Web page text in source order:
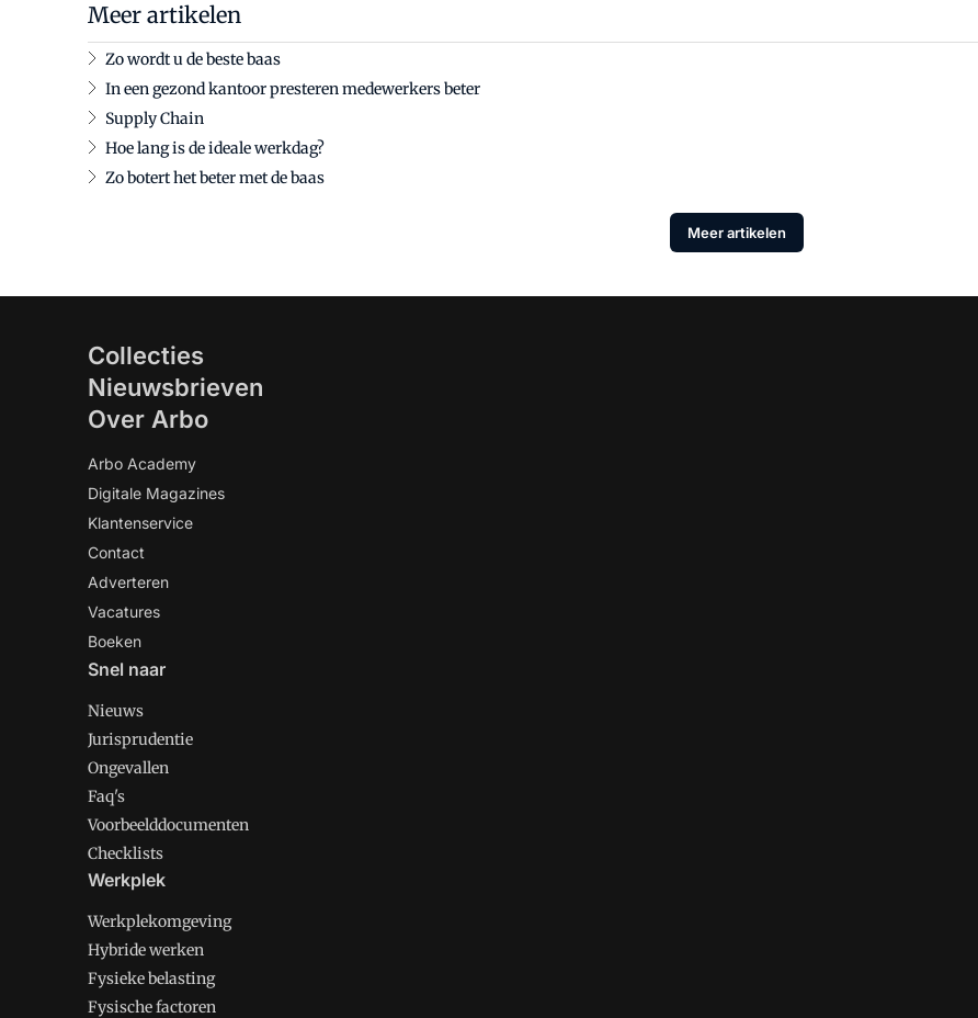
Meer artikelen
Zo wordt u de beste baas
In een gezond kantoor presteren medewerkers beter
Supply Chain
Hoe lang is de ideale werkdag?
Zo botert het beter met de baas
Meer artikelen
Collecties
Nieuwsbrieven
Over Arbo
Arbo Academy
Digitale Magazines
Klantenservice
Contact
Adverteren
Vacatures
Boeken
Snel naar
Nieuws
Jurisprudentie
Ongevallen
Faq's
Voorbeelddocumenten
Checklists
Werkplek
Werkplekomgeving
Hybride werken
Fysieke belasting
Fysische factoren